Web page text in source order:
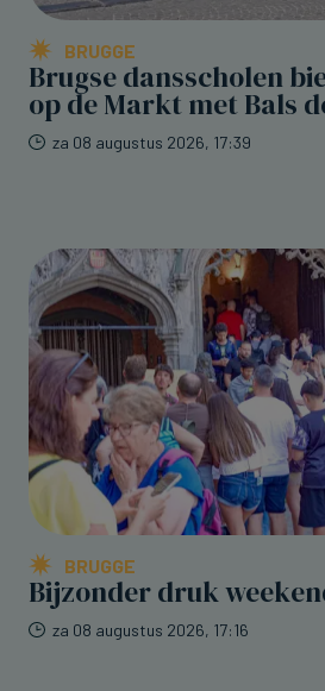
BRUGGE
Brugse dansscholen
op de Markt met Bals
za 08 augustus 2026, 17:39
BRUGGE
Bijzonder druk
za 08 augustus 2026, 17:16